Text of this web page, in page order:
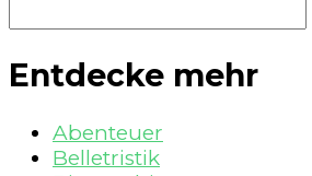
Entdecke mehr
Abenteuer
Belletristik